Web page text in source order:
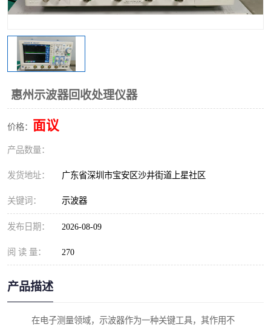
惠州示波器回收处理仪器
价格： 面议
产品数量：
发货地址： 广东省深圳市宝安区沙井街道上星社区
关键词： 示波器
发布日期： 2026-08-09
阅 读 量： 270
产品描述
在电子测量领域，示波器作为一种关键工具，其作用不